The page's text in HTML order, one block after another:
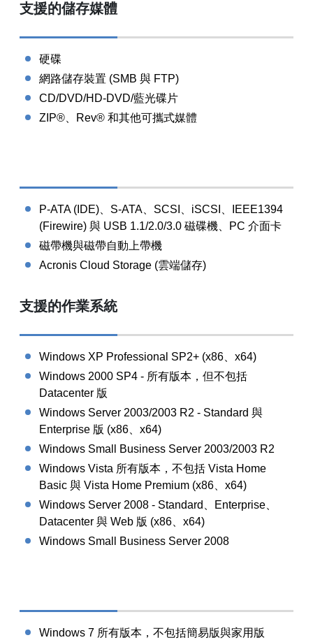
支援的儲存媒體
硬碟
網路儲存裝置 (SMB 與 FTP)
CD/DVD/HD-DVD/藍光碟片
ZIP®、Rev® 和其他可攜式媒體
P-ATA (IDE)、S-ATA、SCSI、iSCSI、IEEE1394
(Firewire) 與 USB 1.1/2.0/3.0 磁碟機、PC 介面卡
磁帶機與磁帶自動上帶機
Acronis Cloud Storage (雲端儲存)
支援的作業系統
Windows XP Professional SP2+ (x86、x64)
Windows 2000 SP4 - 所有版本，但不包括
Datacenter 版
Windows Server 2003/2003 R2 - Standard 與
Enterprise 版 (x86、x64)
Windows Small Business Server 2003/2003 R2
Windows Vista 所有版本，不包括 Vista Home
Basic 與 Vista Home Premium (x86、x64)
Windows Server 2008 - Standard、Enterprise、
Datacenter 與 Web 版 (x86、x64)
Windows Small Business Server 2008
Windows 7 所有版本，不包括簡易版與家用版